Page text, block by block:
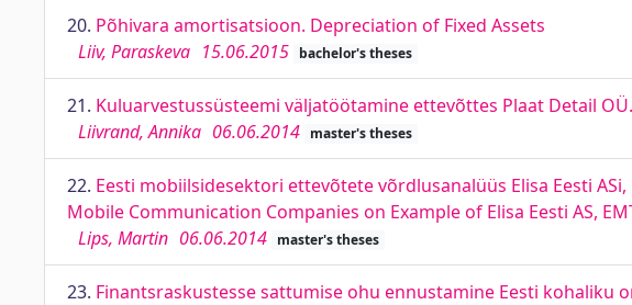
20. Põhivara amortisatsioon. Depreciation of Fixed Assets
Liiv, Paraskeva 15.06.2015 bachelor's theses
21. Kuluarvestussüsteemi väljatöötamine ettevõttes Plaat Detail
Liivrand, Annika 06.06.2014 master's theses
22. Eesti mobiilsidesektori ettevõtete võrdlusanalüüs Elisa Eesti ASi,
Mobile Communication Companies on Example of Elisa Eesti AS,
Lips, Martin 06.06.2014 master's theses
23. Finantsraskustesse sattumise ohu ennustamine Eesti kohaliku